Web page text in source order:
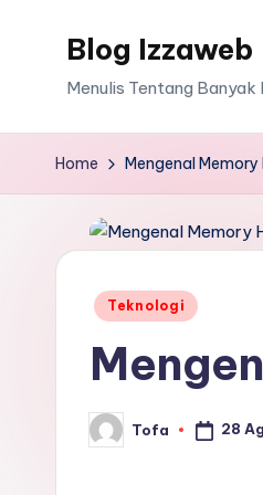
Blog Izzaweb
Menulis Tentang Banyak
Home Mengenal
Posted
Teknologi
Posted
by
Tofa 28